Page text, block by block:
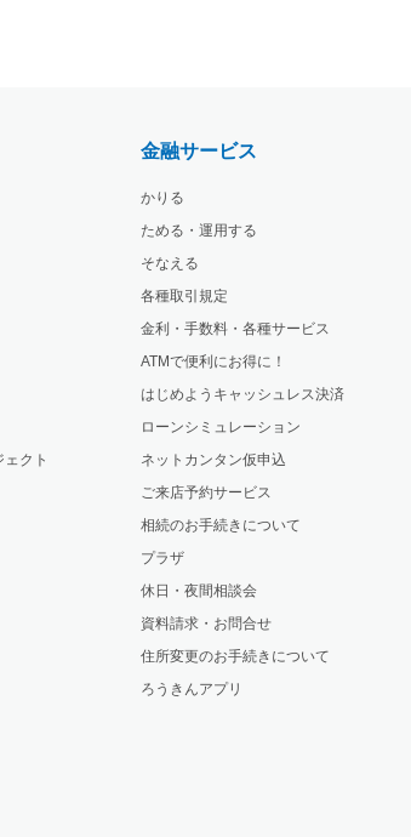
クト
金融サービス
かりる
ためる・運用する
そなえる
各種取引規定
金利・手数料・各種サービス
ATMで便利にお得に！
はじめようキャッシュレス決済
ローンシミュレーション
ネットカンタン仮申込
ご来店予約サービス
相続のお手続きについて
プラザ
休日・夜間相談会
資料請求・お問合せ
住所変更のお手続きについて
ろうきんアプリ